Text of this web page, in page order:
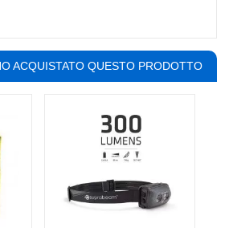
ACQUISTATO QUESTO PRODOTTO